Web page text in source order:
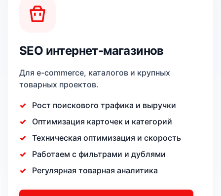
SEO интернет-магазинов
Для e-commerce, каталогов и крупных
товарных проектов.
Рост поискового трафика и выручки
Оптимизация карточек и категорий
Техническая оптимизация и скорость
Работаем с фильтрами и дублями
Регулярная товарная аналитика